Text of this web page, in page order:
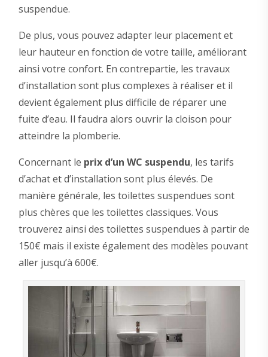
suspendue.
De plus, vous pouvez adapter leur placement et
leur hauteur en fonction de votre taille, améliorant
ainsi votre confort. En contrepartie, les travaux
d’installation sont plus complexes à réaliser et il
devient également plus difficile de réparer une
fuite d’eau. Il faudra alors ouvrir la cloison pour
atteindre la plomberie.
Concernant le prix d’un WC suspendu, les tarifs
d’achat et d’installation sont plus élevés. De
manière générale, les toilettes suspendues sont
plus chères que les toilettes classiques. Vous
trouverez ainsi des toilettes suspendues à partir de
150€ mais il existe également des modèles pouvant
aller jusqu’à 600€.